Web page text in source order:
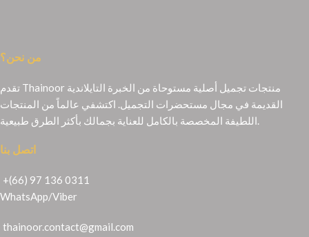
من نحن؟
تقدم Thainoor منتجات تجميل أصلية مستوحاة من الخبرة التايلاندية
القديمة في مجال مستحضرات التجميل. اكتشفي عالماً من المنتجات
اللطيفة المخصصة بالكامل للعناية بجمالك بأكثر الطرق طبيعية.
اتصل بنا
+(66) 97 136 0311
WhatsApp/Viber
thainoor.contact@gmail.com